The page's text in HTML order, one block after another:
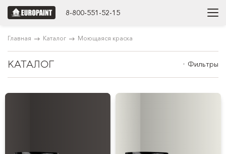
8-800-551-52-15
Главная Каталог Моющаяся краска
КАТАЛОГ Фильтры